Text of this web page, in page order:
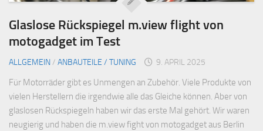
Glaslose Rückspiegel m.view flight von
motogadget im Test
ALLGEMEIN/ ANBAUTEILE / TUNING 9. APRIL 2025
Für Motorräder gibt es Unmengen an Zubehör. Viele Produkte von
vielen Herstellern die irgendwie alle das Gleiche können. Aber von
glaslosen Rückspiegeln haben wir das erste Mal gehört. Wir waren
neugierig und haben die m.view fight von motogadget aus Berlin